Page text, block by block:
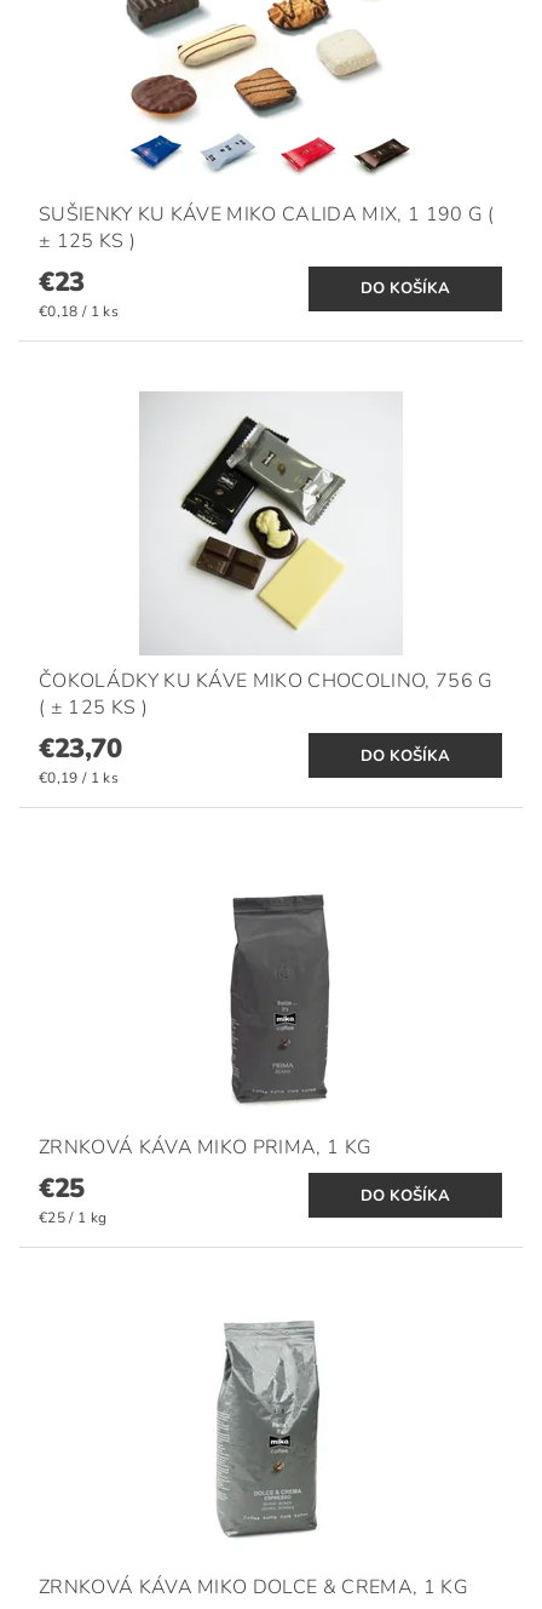
SUŠIENKY KU KÁVE MIKO CALIDA MIX, 1 190 G (
± 125 KS )
€23
€0,18 / 1 ks
ČOKOLÁDKY KU KÁVE MIKO CHOCOLINO, 756 G
( ± 125 KS )
€23,70
€0,19 / 1 ks
ZRNKOVÁ KÁVA MIKO PRIMA, 1 KG
€25
€25 / 1 kg
ZRNKOVÁ KÁVA MIKO DOLCE & CREMA, 1 KG